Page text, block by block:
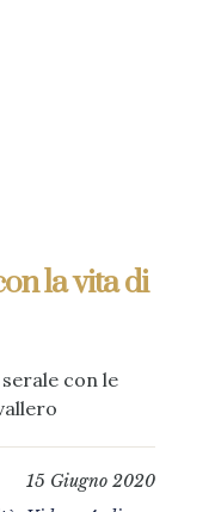
la vita di
con le
15 Giugno 2020